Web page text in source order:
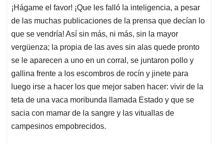
¡Hágame el favor! ¡Que les falló la inteligencia, a pesar
de las muchas publicaciones de la prensa que decían lo
que se vendría! Así sin más, ni más, sin la mayor
vergüenza; la propia de las aves sin alas quede pronto
se le aparecen a uno en un corral, se juntaron pollo y
gallina frente a los escombros de rocín y jinete para
luego irse a hacer los que mejor saben hacer: vivir de la
teta de una vaca moribunda llamada Estado y que se
sacia con mamar de la sangre y las vituallas de
campesinos empobrecidos.